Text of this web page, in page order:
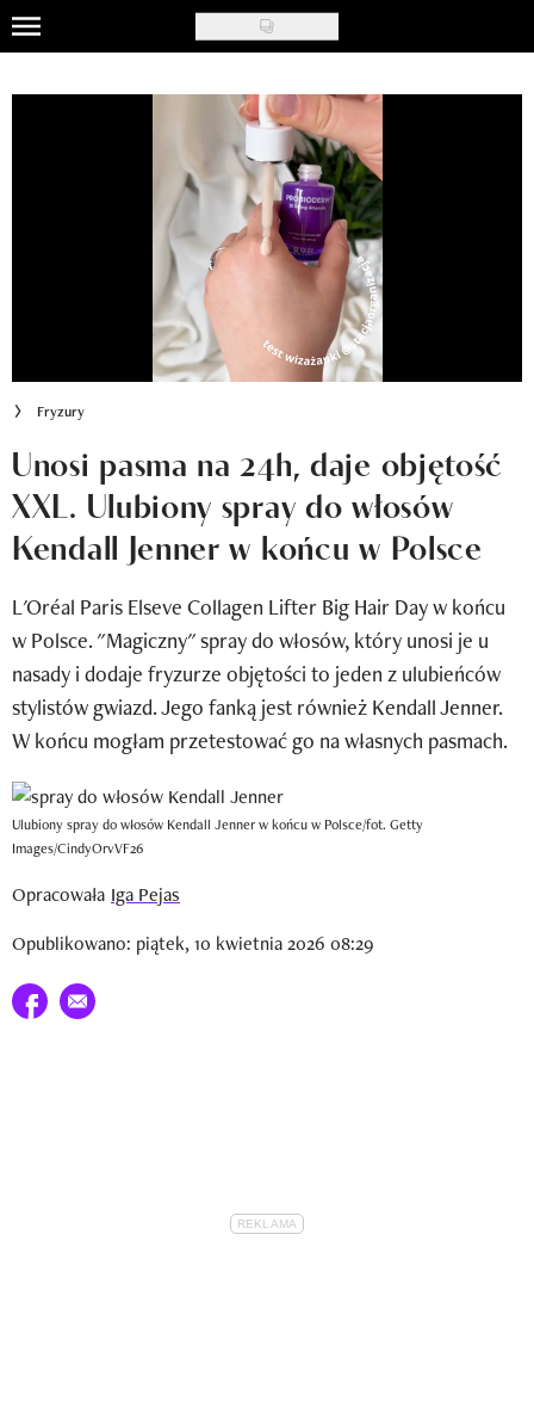
Skip
to
main
Newsy
Newsletter
Wizaz Summer Influ School
Mój profil / Zarejestruj się
Fryzury
Unosi pasma na 24h, daje objętość
XXL. Ulubiony spray do włosów
Kendall Jenner w końcu w Polsce
L'Oréal Paris Elseve Collagen Lifter Big Hair Day w końcu
w Polsce. "Magiczny" spray do włosów, który unosi je u
nasady i dodaje fryzurze objętości to jeden z ulubieńców
stylistów gwiazd. Jego fanką jest również Kendall Jenner.
W końcu mogłam przetestować go na własnych pasmach.
Ulubiony spray do włosów Kendall Jenner w końcu w Polsce/fot. Getty
Images/CindyOrvVF26
Opracowała Iga Pejas
Opublikowano: piątek, 10 kwietnia 2026 08:29
Udostępnij na facebook
E-mail do przyjaciela